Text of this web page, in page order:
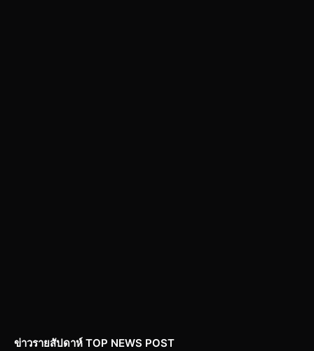
ข่าวรายสัปดาห์ TOP NEWS POST